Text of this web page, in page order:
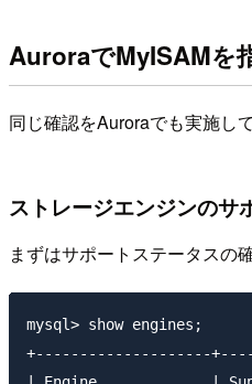
AuroraでMyISAMを
同じ確認をAuroraでも実施して
ストレージエンジンのサ
まずはサポートステータスの
mysql> show engines;
+--------------------